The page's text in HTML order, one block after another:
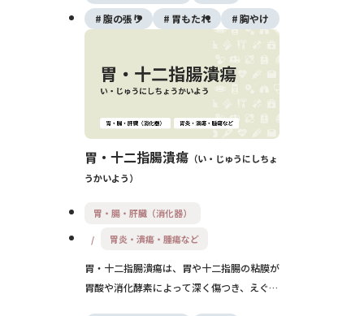
伴うこともあり、重症化すると穿孔やショッ
クを起こすこともあります。特に高齢者では
無症状のまま進行する例もあるため、予防薬
の併用や定期的な検査が重要です。
腹の張り
胃もたれ 胸やけ
胃・十二指腸潰瘍
い・じゅうにしちょ
うかいよう
胃・腸・肝臓（消化器）
胃炎・潰瘍・腫瘍など
胃・十二指腸潰瘍は、胃や十二指腸の粘膜が
胃酸や消化酵素によって深く傷つき、えぐれ